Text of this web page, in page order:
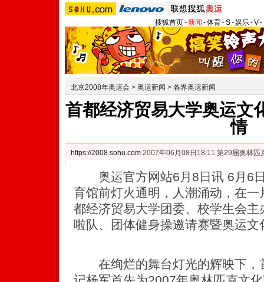
搜狐首页-新闻 -体育-S-娱乐-V-
北京2008年奥运会 > 奥运新闻 > 各界奥运新闻
首都经济贸易大学奥运文
情
https://2008.sohu.com 2007年06月08日18:11 第29届奥林匹
奥运官方网站6月8日讯 6月6日
育馆前灯火通明，人潮涌动，在
都经济贸易大学团委、校学生会主
啦队、团体健身操邀请赛暨奥运文
在绚烂的舞台灯光的辉映下，